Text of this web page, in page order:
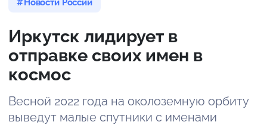
Новости России
Иркутск лидирует в
отправке своих имен в
космос
Весной 2022 года на околоземную орбиту
выведут малые спутники с именами